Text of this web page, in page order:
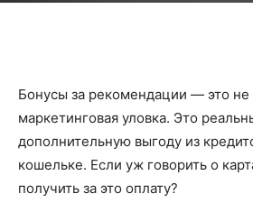
Бонусы за рекомендации — это не
маркетинговая уловка. Это
дополнительную выгоду из
кошельке. Если уж говорить о
получить за это оплату?